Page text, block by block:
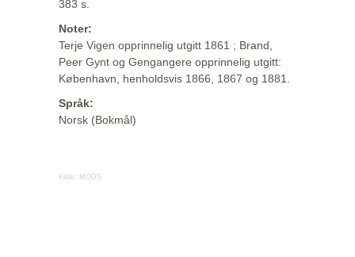
383 s.
Noter:
Terje Vigen opprinnelig utgitt 1861 ; Brand,
Peer Gynt og Gengangere opprinnelig utgitt:
København, henholdsvis 1866, 1867 og 1881.
Språk:
Norsk (Bokmål)
Kilde: MODS